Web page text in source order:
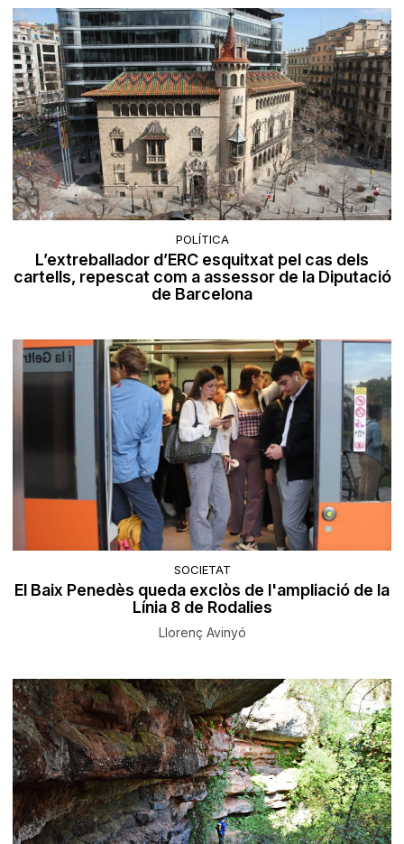
POLÍTICA
L’extreballador d’ERC esquitxat pel cas dels
cartells, repescat com a assessor de la Diputació
de Barcelona
SOCIETAT
El Baix Penedès queda exclòs de l'ampliació de la
Línia 8 de Rodalies
Llorenç Avinyó